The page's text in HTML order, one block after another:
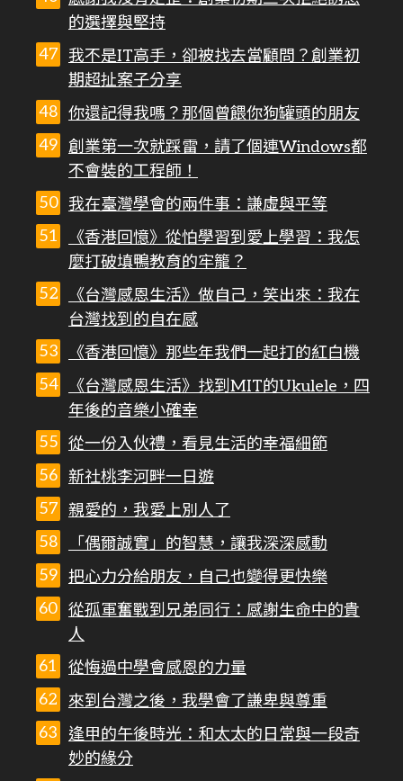
的選擇與堅持
我不是IT高手，卻被找去當顧問？創業初
期超扯案子分享
你還記得我嗎？那個曾餵你狗罐頭的朋友
創業第一次就踩雷，請了個連Windows都
不會裝的工程師！
我在臺灣學會的兩件事：謙虛與平等
《香港回憶》從怕學習到愛上學習：我怎
麼打破填鴨教育的牢籠？
《台灣感恩生活》做自己，笑出來：我在
台灣找到的自在感
《香港回憶》那些年我們一起打的紅白機
《台灣感恩生活》找到MIT的Ukulele，四
年後的音樂小確幸
從一份入伙禮，看見生活的幸福細節
新社桃李河畔一日遊
親愛的，我愛上別人了
「偶爾誠實」的智慧，讓我深深感動
把心力分給朋友，自己也變得更快樂
從孤軍奮戰到兄弟同行：感謝生命中的貴
人
從悔過中學會感恩的力量
來到台灣之後，我學會了謙卑與尊重
逢甲的午後時光：和太太的日常與一段奇
妙的緣分